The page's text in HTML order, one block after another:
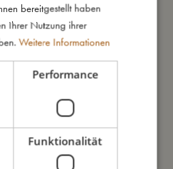
bereitgestellt haben
Ihrer Nutzung ihrer
Weitere Informationen
Performance
Funktionalität